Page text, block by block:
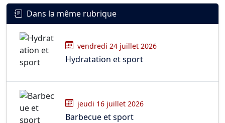
Dans la même rubrique
vendredi 24 juillet 2026
Hydratation et sport
jeudi 16 juillet 2026
Barbecue et sport